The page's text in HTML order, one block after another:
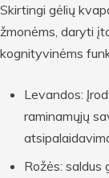
Skirtingi gėlių
žmonėms, daryti
kognityvinėms
Levandos:
raminamųjų
Rožės: saldus